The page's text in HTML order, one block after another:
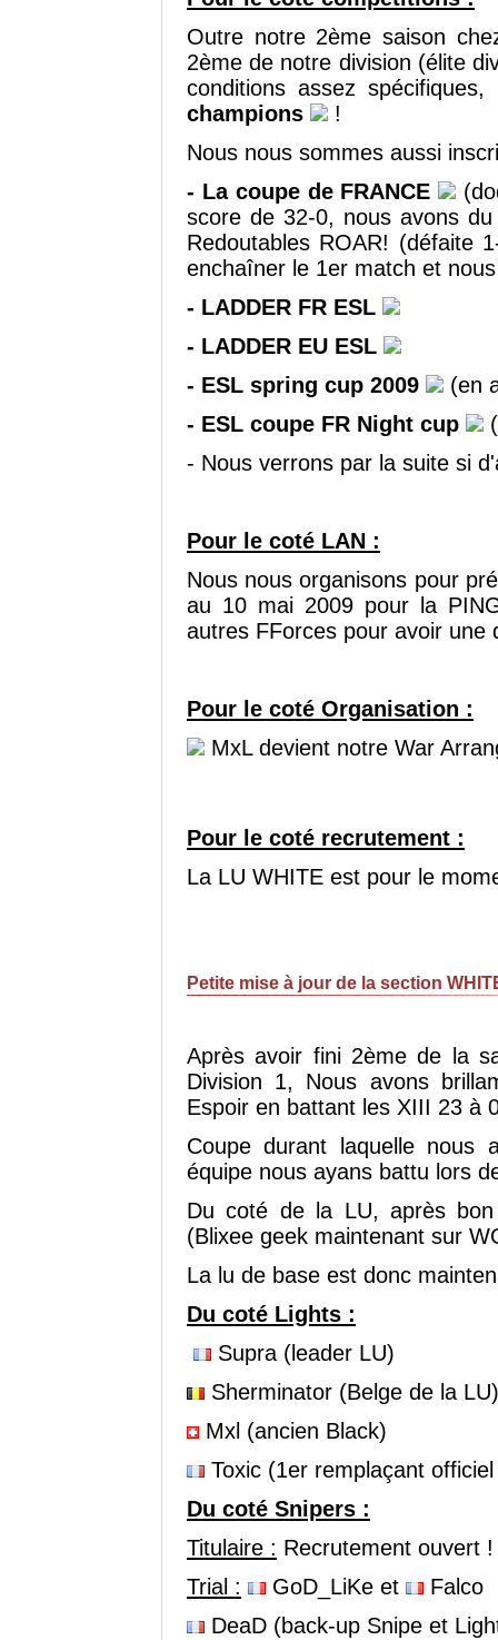
Outre notre 2ème saison
2ème de notre division (élite
conditions assez
champions
!
Nous nous sommes aussi
- La coupe de FRANCE
score de 32-0, nous avons
Redoutables ROAR! (défaite
enchaîner le 1er match et
- LADDER FR ESL
- LADDER EU ESL
- ESL spring cup 2009
(en
- ESL coupe FR Night cup
- Nous verrons par la suite si
Pour le coté LAN :
Nous nous organisons pour
au 10 mai 2009 pour la
autres FForces pour avoir une
Pour le coté Organisation :
MxL devient notre War
Pour le coté recrutement :
La LU WHITE est pour le
Petite mise à jour de la section
Après avoir fini 2ème de la
Division 1, Nous avons
Espoir en battant les XIII 23 à
Coupe durant laquelle nous
équipe nous ayans battu lors
Du coté de la LU, après
(Blixee geek maintenant sur
La lu de base est donc
Du coté Lights :
Supra (leader LU)
Sherminator (Belge de la LU)
Mxl (ancien Black)
Toxic (1er remplaçant
Du coté Snipers :
Titulaire : Recrutement ouvert !
Trial :
GoD_LiKe et
Falco
DeaD (back-up Snipe et